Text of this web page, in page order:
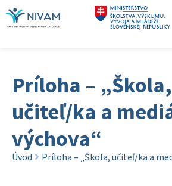
Príloha – „Škola,
učiteľ/ka a
výchova“
Úvod Príloha – „Škola, učiteľ/ka a